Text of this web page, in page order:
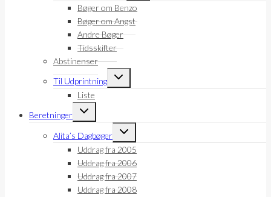
Bøger om Benzo
Bøger om Angst
Andre Bøger
Tidsskifter
Abstinenser
Til Udprintning
Skift
undermenu
Liste
Beretninger
Skift
undermenu
Alita’s Dagbøger
Skift
undermenu
Uddrag fra 2005
Uddrag fra 2006
Uddrag fra 2007
Uddrag fra 2008